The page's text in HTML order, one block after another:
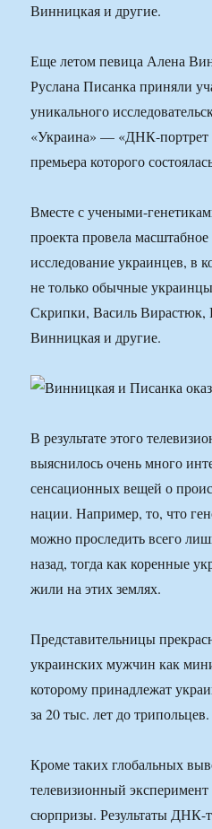
Винницкая и другие.
Еще летом певица Алена
Руслана Писанка приняли
уникального
«Украина» — «ДНК-портрет
премьера которого
Вместе с учеными-
проекта провела масштабное
исследование украинцев, в
не только обычные
Скрипки, Василь Вирастюк,
Винницкая и другие.
В результате этого
выяснилось очень много
сенсационных вещей о
нации. Например, то, что
можно проследить всего
назад, тогда как коренные
жили на этих землях.
Представительницы
украинских мужчин как
которому принадлежат
за 20 тыс. лет до трипольцев.
Кроме таких глобальных
телевизионный
сюрпризы. Результаты ДНК-